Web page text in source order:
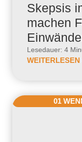
Skepsis
machen
Lesedauer: 4
WEITERLESEN
01